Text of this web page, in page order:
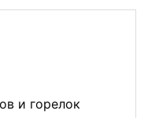
и горелок